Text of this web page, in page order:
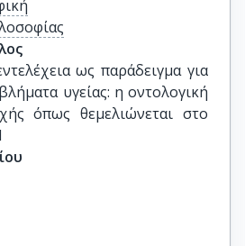
ως παράδειγμα για
υγείας: η οντολογική
όπως θεμελιώνεται στο